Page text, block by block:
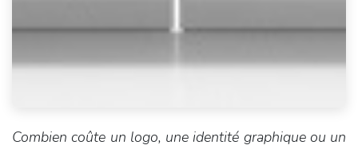
Combien coûte un logo, une identité graphique ou un